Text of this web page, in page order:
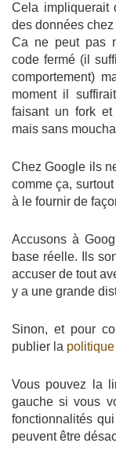
Cela impliquerait
des données chez
Ca ne peut pas
code fermé (il
comportement)
moment il
faisant un fork et
mais sans
Chez Google ils
comme ça,
à le fournir de
Accusons à
base réelle. Ils
accuser de tout
y a une grande
Sinon, et pour
publier la
Vous pouvez la
gauche si vous
fonctionnalités
peuvent être